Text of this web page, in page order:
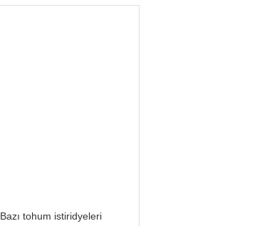
Bazı tohum istiridyeleri